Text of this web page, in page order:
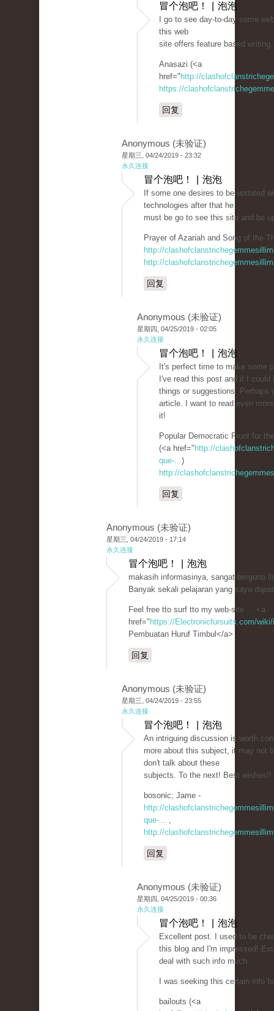
冒个泡吧！ | 泡泡
I go to see day-to-day some
this web
site offers feature based writing.
Anasazi (<a
href=" http://
https://
回复
Anonymous (未验证)
星期三, 04/24/2019 - 23:32
永久连接
冒个泡吧！ | 泡泡
If some one desires to be updated
technologies after that he
must be go to see this site and be
Prayer of Azariah and Song of the
http://
http://
回复
Anonymous (未验证)
星期四, 04/25/2019 - 02:05
永久连接
冒个泡吧！ | 泡泡
It's perfect time to make some
I've read this post and if I
things or suggestions. Perhaps
article. I want to read even
it!
Popular Democratic Front for
(<a href=" http://
que-...)
http://
回复
Anonymous (未验证)
星期三, 04/24/2019 - 17:14
永久连接
冒个泡吧！ | 泡泡
makasih informasinya, sangat berguna
Banyak sekali pelajaran yang saya
Feel free tto surf tto my web-site ... <a
href=" https://Electronicfursuits.com/
Pembuatan Huruf Timbul</a>
回复
Anonymous (未验证)
星期三, 04/24/2019 - 23:55
永久连接
冒个泡吧！ | 泡泡
An intriguing discussion is worth
more about this subject, it may not
don't talk about these
subjects. To the next! Best wishes!!
bosonic; Jame -
http://
que-... ,
http://
回复
Anonymous (未验证)
星期四, 04/25/2019 - 00:36
永久连接
冒个泡吧！ | 泡泡
Excellent post. I used to be
this blog and I'm impressed!
deal with such info much.
I was seeking this certain info
bailouts (<a